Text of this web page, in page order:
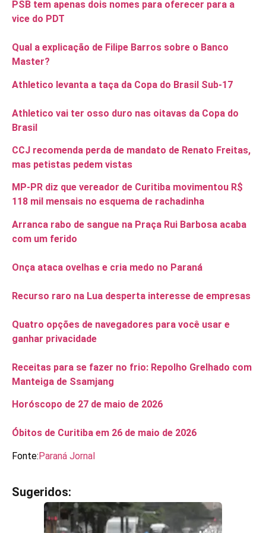
PSB tem apenas dois nomes para oferecer para a
vice do PDT
Qual a explicação de Filipe Barros sobre o Banco
Master?
Athletico levanta a taça da Copa do Brasil Sub-17
Athletico vai ter osso duro nas oitavas da Copa do
Brasil
CCJ recomenda perda de mandato de Renato Freitas,
mas petistas pedem vistas
MP-PR diz que vereador de Curitiba movimentou R$
118 mil mensais no esquema de rachadinha
Arranca rabo de sangue na Praça Rui Barbosa acaba
com um ferido
Onça ataca ovelhas e cria medo no Paraná
Recurso raro na Lua desperta interesse de empresas
Quatro opções de navegadores para você usar e
ganhar privacidade
Receitas para se fazer no frio: Repolho Grelhado com
Manteiga de Ssamjang
Horóscopo de 27 de maio de 2026
Óbitos de Curitiba em 26 de maio de 2026
Fonte:Paraná Jornal
Sugeridos: